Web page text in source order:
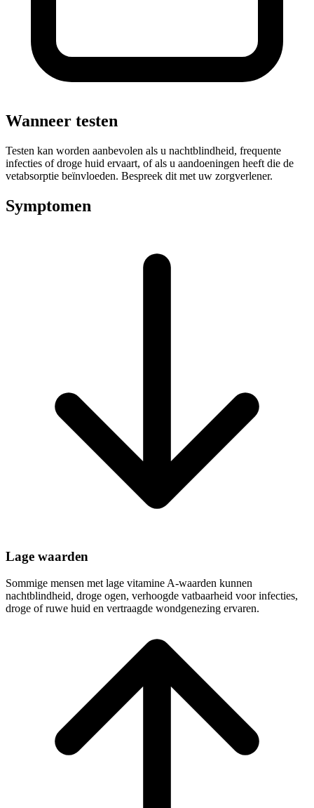
Wanneer testen
Testen kan worden aanbevolen als u nachtblindheid, frequente
infecties of droge huid ervaart, of als u aandoeningen heeft die de
vetabsorptie beïnvloeden. Bespreek dit met uw zorgverlener.
Symptomen
Lage waarden
Sommige mensen met lage vitamine A-waarden kunnen
nachtblindheid, droge ogen, verhoogde vatbaarheid voor infecties,
droge of ruwe huid en vertraagde wondgenezing ervaren.